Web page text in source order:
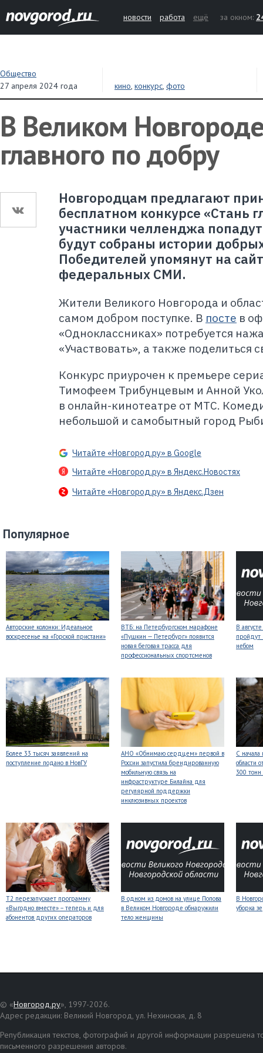
новости работа ещё за окном:
Общество
27 апреля 2024 года
кино, конкурс, фото
В Великом
главного по добру
Новгородцам предлагают
бесплатном конкурсе «Стань
участники челленджа
будут собраны истории
Победителей упомянут на
федеральных СМИ.
Жители Великого Новгорода и
самом добром поступке. В посте в
«Одноклассниках» потребуется
«Участвовать», а также поделиться
Конкурс приурочен к премьере
Тимофеем Трибунцевым и Анной
в онлайн-кинотеатре от МТС.
небольшой и самобытный город
Читайте «Новгород.ру» в Google
Читайте «Новгород.ру» в Яндекс.Новостях
Читайте «Новгород.ру» в Яндекс.Дзен
Популярное
Авторские колонки: Идеальное
воскресенье на «Горской пристани»
ВТБ: на Петербургском марафоне
«Пушкин — Петербург» появится
новая беговая трасса для
профессиональных спортсменов
В
небом
Более 33 тысяч заявлений на
поступление подано в НовГУ
АНО «Обнимаю сердцем» первой в
России запустила брендированную
мобильную связь на
инфраструктуре Билайна для
регулярной поддержки
инклюзивных проектов
С начала
области
300
Т2 перезапускает программу
«Выгодно вместе» – теперь и для
абонентов других операторов
В одном из домов на улице Попова
в Великом Новгороде обнаружили
тело женщины
В
уборка
© «Новгород.ру», 1997-2026.
Адрес редакции: Великий Новгород, ул. Нехинская, д. 8
Републикация текстов, фотографий и другой информации разрешена
письменного разрешения авторов.